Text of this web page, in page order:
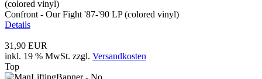
Confront - Our Fight '87-'90 LP (colored vinyl)
Details
31,90 EUR
inkl. 19 % MwSt. zzgl. Versandkosten
Top